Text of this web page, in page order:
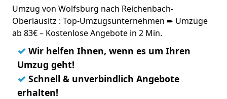
Umzug von Wolfsburg nach Reichenbach-
Oberlausitz : Top-Umzugsunternehmen ➨ Umzüge
ab 83€ – Kostenlose Angebote in 2 Min.
✓ Wir helfen Ihnen, wenn es um Ihren
Umzug geht!
✓ Schnell & unverbindlich Angebote
erhalten!